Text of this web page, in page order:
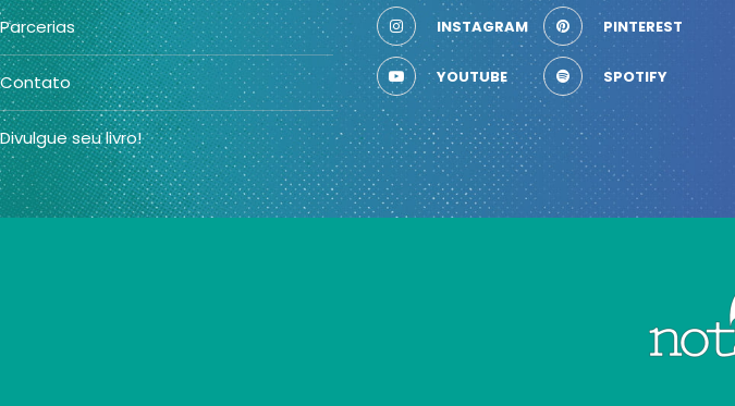
Parcerias
Contato
Divulgue seu livro!
INSTAGRAM PINTEREST
YOUTUBE SPOTIFY